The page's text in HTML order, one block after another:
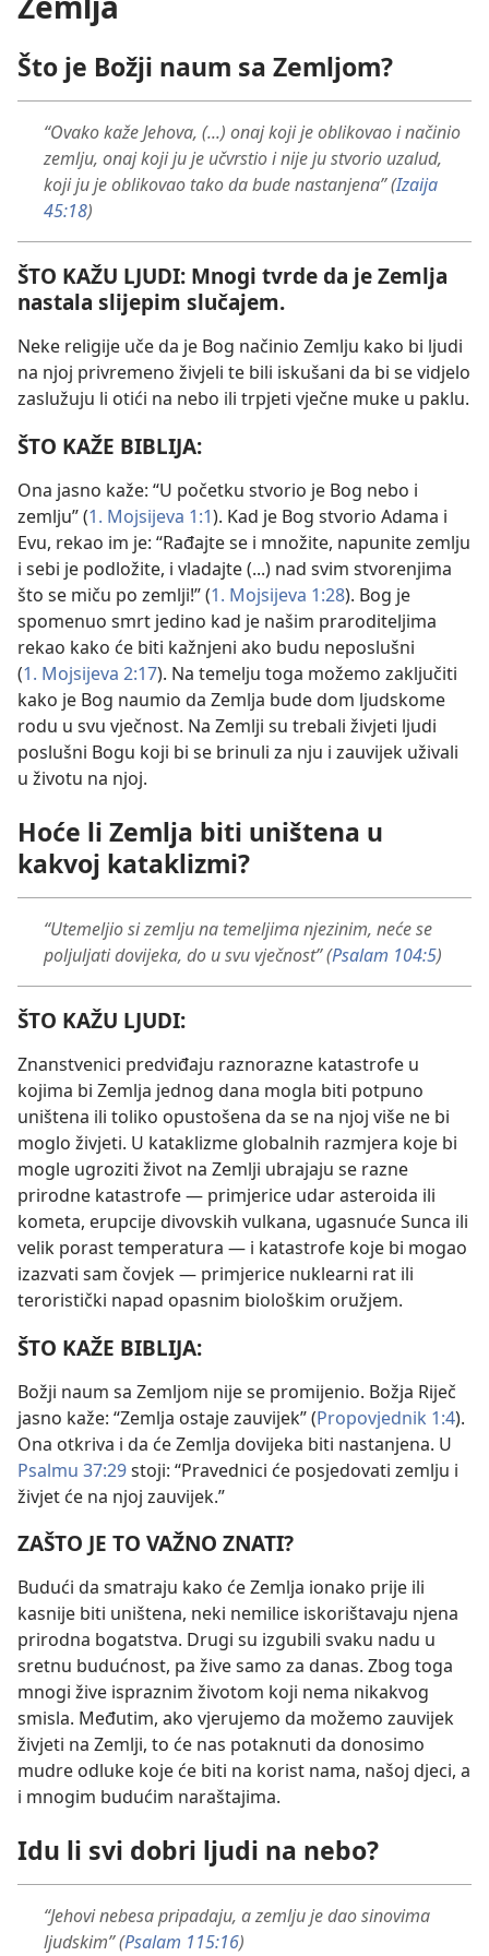
Što je Božji naum sa Zemljom?
“Ovako kaže Jehova, (...) onaj koji je oblikovao i načinio
zemlju, onaj koji ju je učvrstio i nije ju stvorio uzalud,
koji ju je oblikovao tako da bude nastanjena” (Izaija
45:18)
ŠTO KAŽU LJUDI: Mnogi tvrde da je Zemlja
nastala slijepim slučajem.
Neke religije uče da je Bog načinio Zemlju kako bi ljudi
na njoj privremeno živjeli te bili iskušani da bi se vidjelo
zaslužuju li otići na nebo ili trpjeti vječne muke u paklu.
ŠTO KAŽE BIBLIJA:
Ona jasno kaže: “U početku stvorio je Bog nebo i
zemlju” (1. Mojsijeva 1:1). Kad je Bog stvorio Adama i
Evu, rekao im je: “Rađajte se i množite, napunite zemlju
i sebi je podložite, i vladajte (...) nad svim stvorenjima
što se miču po zemlji!” (1. Mojsijeva 1:28). Bog je
spomenuo smrt jedino kad je našim praroditeljima
rekao kako će biti kažnjeni ako budu neposlušni
(1. Mojsijeva 2:17). Na temelju toga možemo zaključiti
kako je Bog naumio da Zemlja bude dom ljudskome
rodu u svu vječnost. Na Zemlji su trebali živjeti ljudi
poslušni Bogu koji bi se brinuli za nju i zauvijek uživali
u životu na njoj.
Hoće li Zemlja biti uništena u
kakvoj kataklizmi?
“Utemeljio si zemlju na temeljima njezinim, neće se
poljuljati dovijeka, do u svu vječnost” (Psalam 104:5)
ŠTO KAŽU LJUDI:
Znanstvenici predviđaju raznorazne katastrofe u
kojima bi Zemlja jednog dana mogla biti potpuno
uništena ili toliko opustošena da se na njoj više ne bi
moglo živjeti. U kataklizme globalnih razmjera koje bi
mogle ugroziti život na Zemlji ubrajaju se razne
prirodne katastrofe — primjerice udar asteroida ili
kometa, erupcije divovskih vulkana, ugasnuće Sunca ili
velik porast temperatura — i katastrofe koje bi mogao
izazvati sam čovjek — primjerice nuklearni rat ili
teroristički napad opasnim biološkim oružjem.
ŠTO KAŽE BIBLIJA:
Božji naum sa Zemljom nije se promijenio. Božja Riječ
jasno kaže: “Zemlja ostaje zauvijek” (Propovjednik 1:4).
Ona otkriva i da će Zemlja dovijeka biti nastanjena. U
Psalmu 37:29stoji: “Pravednici će posjedovati zemlju i
živjet će na njoj zauvijek.”
ZAŠTO JE TO VAŽNO ZNATI?
Budući da smatraju kako će Zemlja ionako prije ili
kasnije biti uništena, neki nemilice iskorištavaju njena
prirodna bogatstva. Drugi su izgubili svaku nadu u
sretnu budućnost, pa žive samo za danas. Zbog toga
mnogi žive ispraznim životom koji nema nikakvog
smisla. Međutim, ako vjerujemo da možemo zauvijek
živjeti na Zemlji, to će nas potaknuti da donosimo
mudre odluke koje će biti na korist nama, našoj djeci, a
i mnogim budućim naraštajima.
Idu li svi dobri ljudi na nebo?
“Jehovi nebesa pripadaju, a zemlju je dao sinovima
ljudskim” (Psalam 115:16)